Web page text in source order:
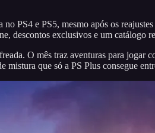
PS4 e PS5, mesmo após os
descontos exclusivos e um catálogo
O mês traz aventuras para jogar
que só a PS Plus consegue